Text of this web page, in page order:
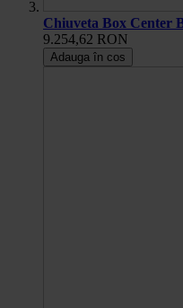
Chiuveta Box Center
9.254,62 RON
Adauga în cos